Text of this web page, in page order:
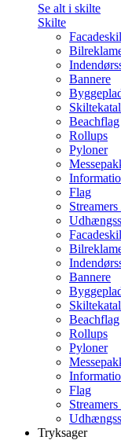
Se alt i skilte
Skilte
Bannere
Beachflag
Rollups
Pyloner
Flag
Bannere
Beachflag
Rollups
Pyloner
Flag
Tryksager